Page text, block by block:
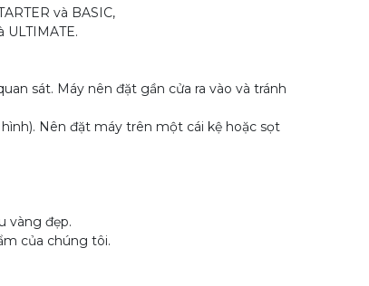
và BASIC,
sát. Máy nên đặt gần cửa ra vào và tránh
Nên đặt máy trên một cái kệ hoặc sọt
vàng đẹp.
của chúng tôi.